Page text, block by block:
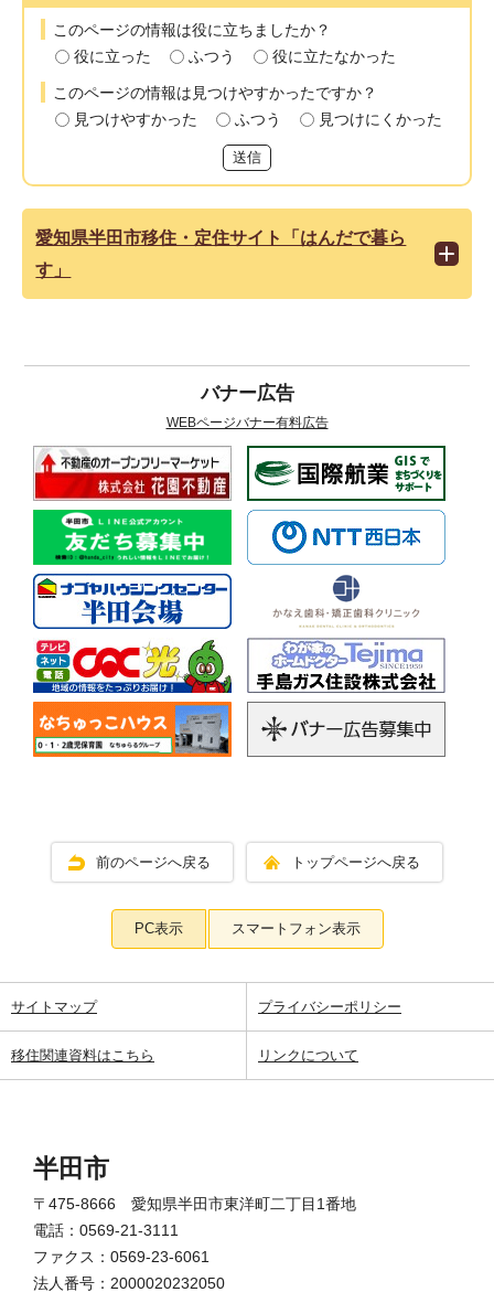
このページの情報は役に立ちましたか？
役に立った
ふつう 役に立たなかった
このページの情報は見つけやすかったですか？
見つけやすかった
ふつう 見つけにくかった
送信
愛知県半田市移住・定住サイト「はんだで暮ら
す」
バナー広告
WEBページバナー有料広告
前のページへ戻る トップページへ戻る
PC表示 スマートフォン表示
サイトマップ プライバシーポリシー
移住関連資料はこちら リンクについて
半田市
〒475-8666 愛知県半田市東洋町二丁目1番地
電話：0569-21-3111
ファクス：0569-23-6061
法人番号：2000020232050